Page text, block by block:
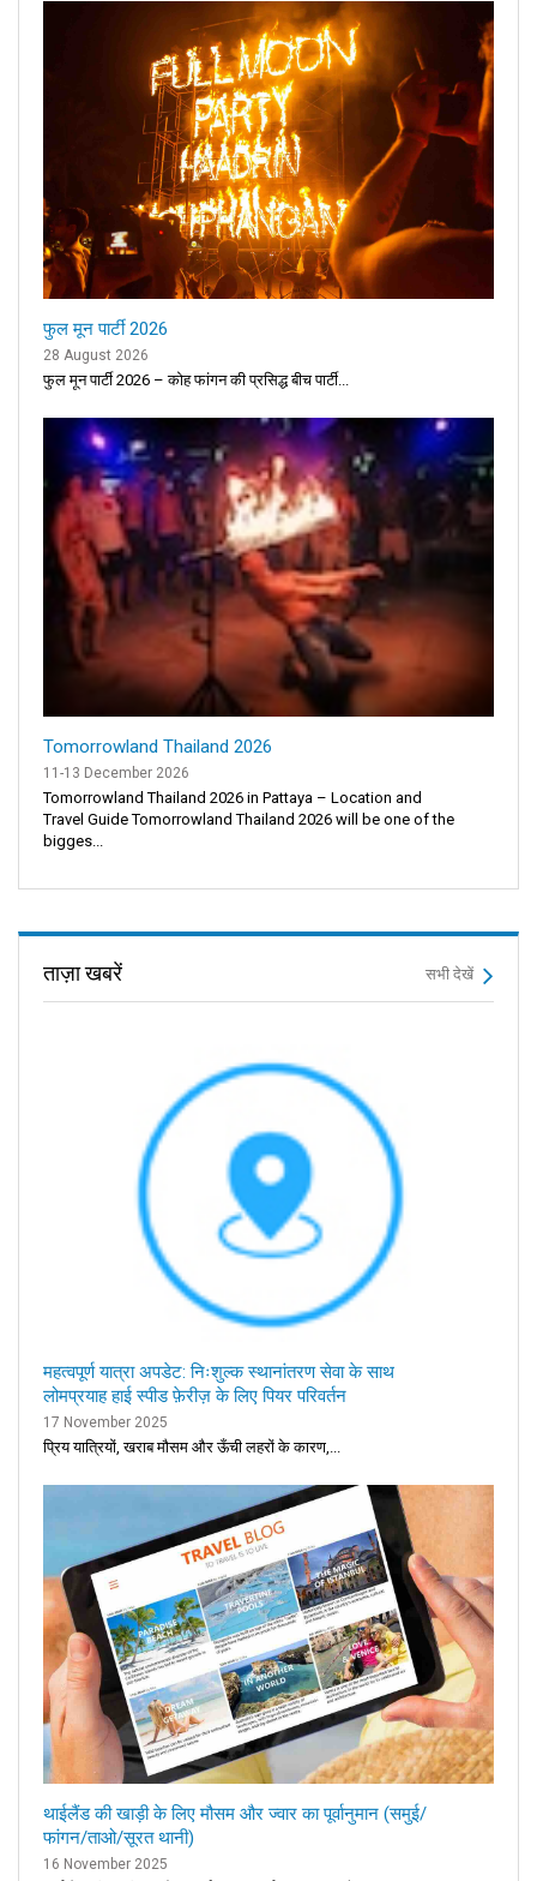
फुल मून पार्टी 2026
28 August 2026
फुल मून पार्टी 2026 – कोह फांगन की प्रसिद्ध बीच पार्टी...
Tomorrowland Thailand 2026
11-13 December 2026
Tomorrowland Thailand 2026 in Pattaya – Location and
Travel Guide Tomorrowland Thailand 2026 will be one of the
bigges...
ताज़ा खबरें सभी देखें
महत्वपूर्ण यात्रा अपडेट: निःशुल्क स्थानांतरण सेवा के साथ
लोमप्रयाह हाई स्पीड फ़ेरीज़ के लिए पियर परिवर्तन
17 November 2025
प्रिय यात्रियों, खराब मौसम और ऊँची लहरों के कारण,...
थाईलैंड की खाड़ी के लिए मौसम और ज्वार का पूर्वानुमान (समुई/
फांगन/ताओ/सूरत थानी)
16 November 2025